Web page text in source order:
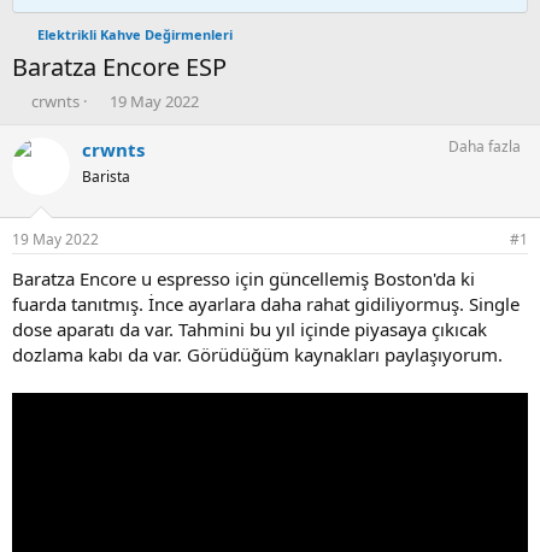
Elektrikli Kahve Değirmenleri
Baratza Encore ESP
K
n
u
b
a
ş
a
t
a
crwnts
B
ş
a
ı
ç
a
r
i
19 May 2022
crwnts
Barista
Daha fazla
19 May 2022 #1
Baratza Encore u espresso için güncellemiş Boston'da ki
fuarda tanıtmış. İnce ayarlara daha rahat gidiliyormuş. Single
dose aparatı da var. Tahmini bu yıl içinde piyasaya çıkıcak
dozlama kabı da var. Görüdüğüm kaynakları paylaşıyorum.